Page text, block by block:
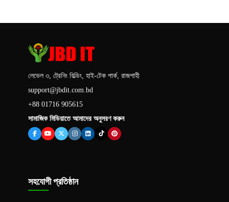
লেভেল ৩, ট্রেনিং বিল্ডিং, হাই-টেক পার্ক, রাজশাহী
support@jbdit.com.bd
+88 01716 905615
সামাজিক মিডিয়াতে আমাদের অনুসরণ করুন
সহযোগী প্রতিষ্ঠান